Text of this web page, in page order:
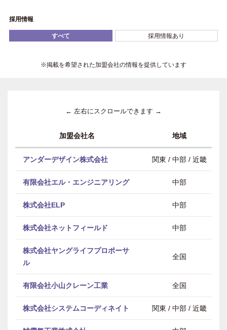
採用情報
すべて 採用情報あり
※掲載を希望された加盟会社の情報を提供しています
← 左右にスクロールできます →
加盟会社名 地域
アンダーデザイン株式会社 関東 / 中部 / 近畿
有限会社エル・エンジニアリング 中部
株式会社ELP 中部
株式会社ネットフィールド 中部
株式会社ヤングライフプロポーサ
ル
全国
有限会社小山クレーン工業 全国
株式会社システムコーディネイト 関東 / 中部 / 近畿